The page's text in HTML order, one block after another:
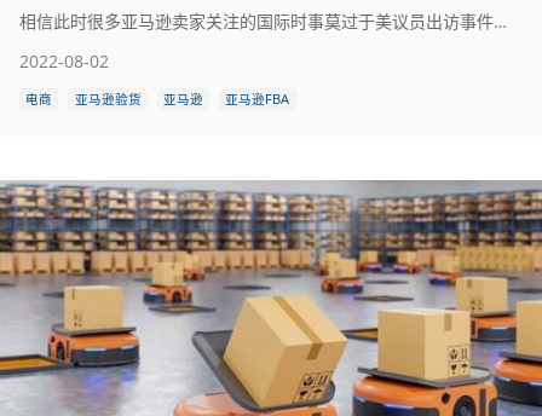
相信此时很多亚马逊卖家关注的国际时事莫过于美议员出访事件，该事件的进展情况将可能影响中国卖家在美亚马逊账号的正常运营，影响中国卖家在亚马逊FBA库存里的几百甚至上千万库存。
2022-08-02
电商 亚马逊验货 亚马逊 亚马逊FBA